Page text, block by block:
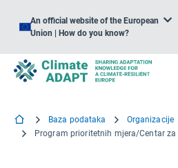
An official website of the European
Union | How do you know?
Baza podataka
Organizacije